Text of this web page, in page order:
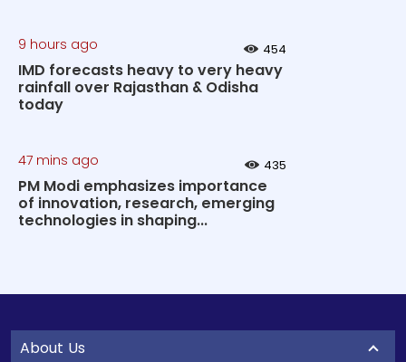
9 hours ago 454
IMD forecasts heavy to very heavy
rainfall over Rajasthan & Odisha
today
47 mins ago 435
PM Modi emphasizes importance
of innovation, research, emerging
technologies in shaping...
About Us